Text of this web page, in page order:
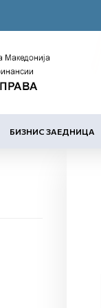
БИЗНИС ЗАЕДНИЦА